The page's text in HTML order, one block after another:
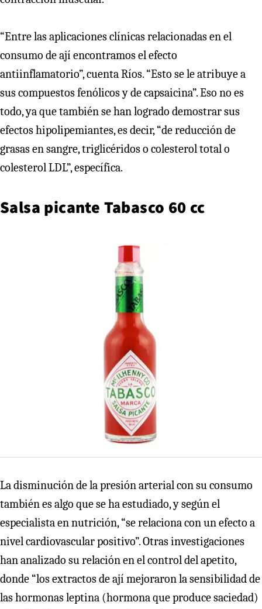
“Entre las aplicaciones clínicas relacionadas en el
consumo de ají encontramos el efecto
antiinflamatorio”, cuenta Ríos. “Esto se le atribuye a
sus compuestos fenólicos y de capsaicina”. Eso no es
todo, ya que también se han logrado demostrar sus
efectos hipolipemiantes, es decir, “de reducción de
grasas en sangre, triglicéridos o colesterol total o
colesterol LDL”, específica.
Salsa picante Tabasco 60 cc
La disminución de la presión arterial con su consumo
también es algo que se ha estudiado, y según el
especialista en nutrición, “se relaciona con un efecto a
nivel cardiovascular positivo”. Otras investigaciones
han analizado su relación en el control del apetito,
donde “los extractos de ají mejoraron la sensibilidad de
las hormonas leptina (hormona que produce saciedad)